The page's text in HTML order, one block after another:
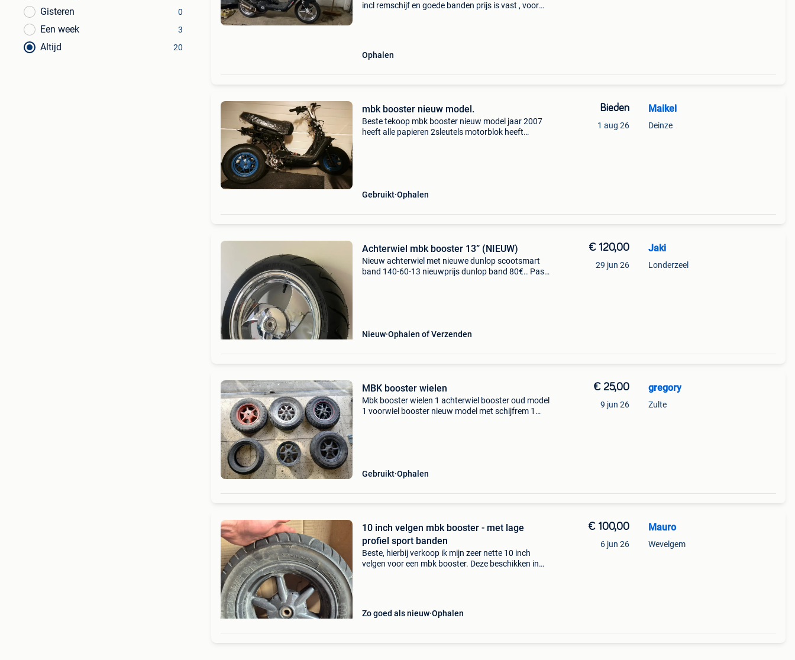
Gisteren 0
Een week 3
Altijd 20
incl remschijf en goede banden prijs is vast , voor
Ophalen
mbk booster nieuw model.
Beste tekoop mbk booster nieuw model jaar 2007
heeft alle papieren 2sleutels motorblok heeft
Gebruikt Ophalen
Bieden
1 aug 26
Maikel
Deinze
Achterwiel mbk booster 13” (NIEUW)
Nieuw achterwiel met nieuwe dunlop scootsmart
band 140-60-13 nieuwprijs dunlop band 80€.. Past
Nieuw Ophalen of Verzenden
€ 120,00
29 jun 26
Jaki
Londerzeel
MBK booster wielen
Mbk booster wielen 1 achterwiel booster oud model
1 voorwiel booster nieuw model met schijfrem 1
Gebruikt Ophalen
€ 25,00
9 jun 26
gregory
Zulte
10 inch velgen mbk booster - met lage
profiel sport banden
Beste, hierbij verkoop ik mijn zeer nette 10 inch
velgen voor een mbk booster. Deze beschikken in
Zo goed als nieuw Ophalen
€ 100,00
6 jun 26
Mauro
Wevelgem